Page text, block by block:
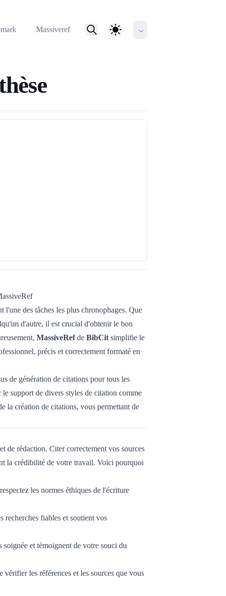
Massiveref
l'une des tâches les plus chronophages. Que
d'autre, il est crucial d'obtenir le bon
MassiveRefde BibCit simplifie le
précis et correctement formaté en
de génération de citations pour tous les
le support de divers styles de citation comme
la création de citations, vous permettant de
de rédaction. Citer correctement vos sources
la crédibilité de votre travail. Voici pourquoi
les normes éthiques de l'écriture
recherches fiables et soutient vos
soignée et témoignent de votre souci du
vérifier les références et les sources que vous